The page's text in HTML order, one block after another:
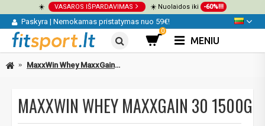
☀️ VASAROS IŠPARDAVIMAS ☀️ Nuolaidos iki -60%!!!
Paskyra | Nemokamas pristatymas nuo 59€!
0
MENIU
MaxxWin Whey MaxxGain 30 1500g
MAXXWIN WHEY MAXXGAIN 30 1500G